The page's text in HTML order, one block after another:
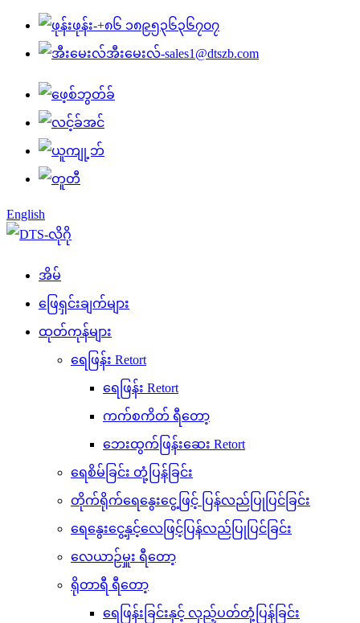
ဖုန်း-+၈၆ ၁၈၉၅၃၆၃၆၇၀၇
အီးမေးလ်-sales1@dtszb.com
English
အိမ်
ဖြေရှင်းချက်များ
ထုတ်ကုန်များ
ရေဖြန်း Retort
ရေဖြန်း Retort
ကက်စကိတ် ရီတော့
ဘေးထွက်ဖြန်းဆေး Retort
ရေစိမ်ခြင်း တုံ့ပြန်ခြင်း
တိုက်ရိုက်ရေနွေးငွေ့ဖြင့် ပြန်လည်ပြုပြင်ခြင်း
ရေနွေးငွေ့နှင့်လေဖြင့်ပြန်လည်ပြုပြင်ခြင်း
လေယာဉ်မှူး ရီတော့
ရိုတာရီ ရီတော့
ရေဖြန်းခြင်းနှင့် လှည့်ပတ်တုံ့ပြန်ခြင်း